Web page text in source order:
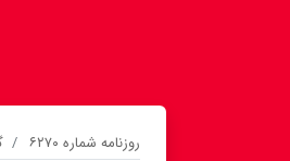
روزنامه شماره ۶۲۷۰